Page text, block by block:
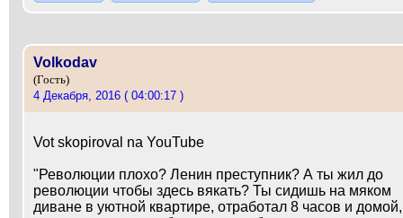
Volkodav
(Гость)
4 Декабря, 2016 ( 04:00:17 )
Vot skopiroval na YouTube
"Революции плохо? Ленин преступник? А ты жил до
революции чтобы здесь вякать? Ты сидишь на мяком
диване в уютной квартире, отработал 8 часов и домой,